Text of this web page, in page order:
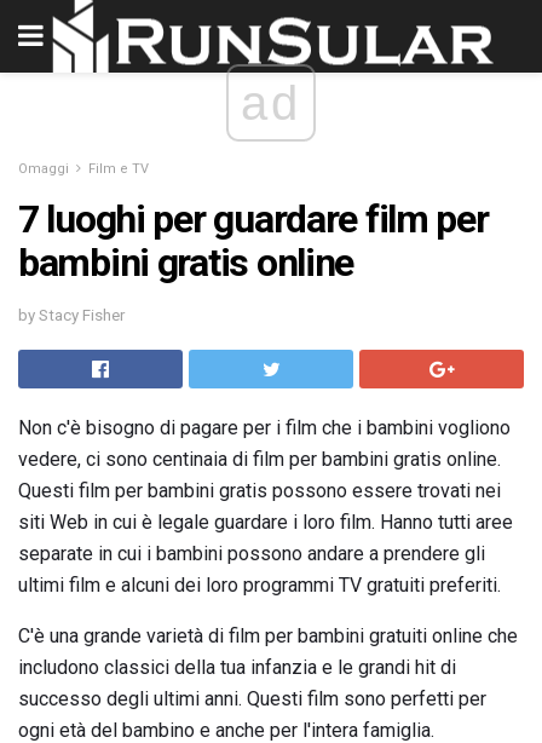
ad
Omaggi Film e TV
7 luoghi per guardare film per
bambini gratis online
by Stacy Fisher
Non c'è bisogno di pagare per i film che i bambini vogliono
vedere, ci sono centinaia di film per bambini gratis online.
Questi film per bambini gratis possono essere trovati nei
siti Web in cui è legale guardare i loro film. Hanno tutti aree
separate in cui i bambini possono andare a prendere gli
ultimi film e alcuni dei loro programmi TV gratuiti preferiti.
C'è una grande varietà di film per bambini gratuiti online che
includono classici della tua infanzia e le grandi hit di
successo degli ultimi anni. Questi film sono perfetti per
ogni età del bambino e anche per l'intera famiglia.